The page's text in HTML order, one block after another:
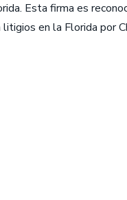
Esta firma es
en la Florida por